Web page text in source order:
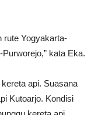
rute Yogyakarta-
kata Eka.
api. Suasana
Kutoarjo. Kondisi